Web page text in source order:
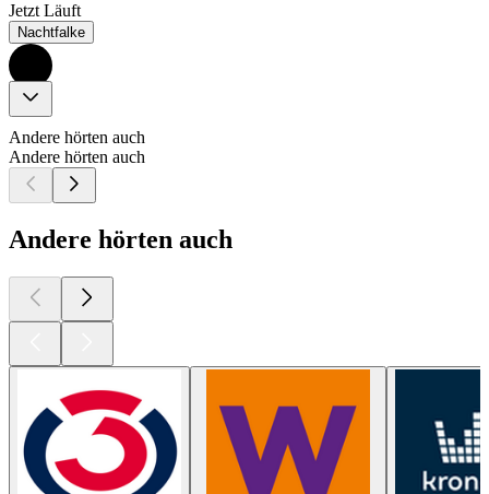
Jetzt Läuft
Nachtfalke
Andere hörten auch
Andere hörten auch
Andere hörten auch